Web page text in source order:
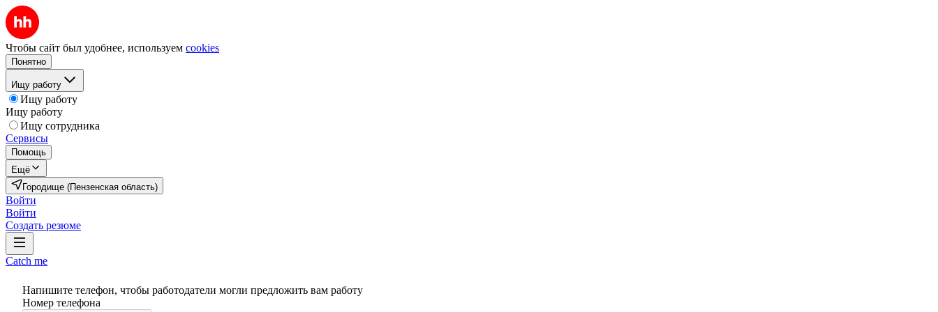
Чтобы сайт был удобнее, используем cookies
Понятно
Ищу работу
Ищу работу
Ищу работу
Ищу сотрудника
Сервисы
Помощь
Ещё
Городище (Пензенская область)
Войти
Войти
Создать резюме
Catch me
Напишите телефон, чтобы работодатели могли предложить вам работу
Номер телефона